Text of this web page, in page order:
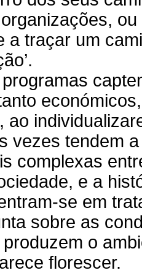
a traçar um
ao
vezes tendem
complexas
e a
se em
sobre as
o
florescer.